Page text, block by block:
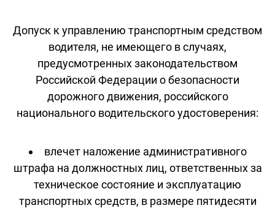
Допуск к управлению транспортным средством
водителя, не имеющего в случаях,
предусмотренных законодательством
Российской Федерации о безопасности
дорожного движения, российского
национального водительского удостоверения:
влечет наложение административного
штрафа на должностных лиц, ответственных за
техническое состояние и эксплуатацию
транспортных средств, в размере пятидесяти